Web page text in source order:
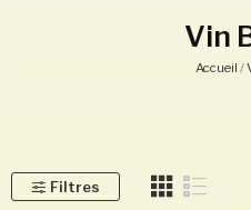
Vin
Accueil
Filtres